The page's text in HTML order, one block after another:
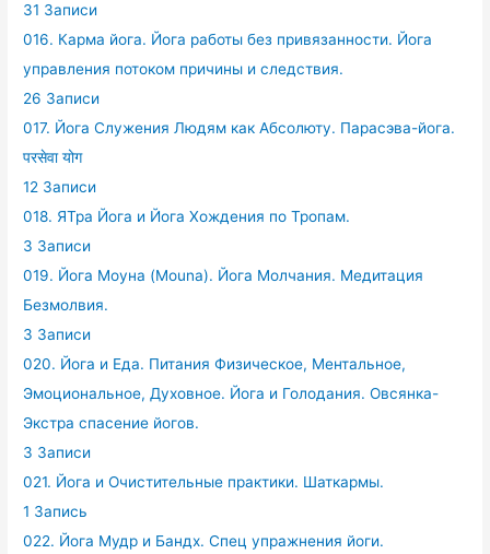
31 Записи
016. Карма йога. Йога работы без привязанности. Йога
управления потоком причины и следствия.
26 Записи
017. Йога Служения Людям как Абсолюту. Парасэва-йога.
परसेवा योग
12 Записи
018. ЯТра Йога и Йога Хождения по Тропам.
3 Записи
019. Йога Моуна (Mouna). Йога Молчания. Медитация
Безмолвия.
3 Записи
020. Йога и Еда. Питания Физическое, Ментальное,
Эмоциональное, Духовное. Йога и Голодания. Овсянка-
Экстра спасение йогов.
3 Записи
021. Йога и Очистительные практики. Шаткармы.
1 Запись
022. Йога Мудр и Бандх. Спец упражнения йоги.